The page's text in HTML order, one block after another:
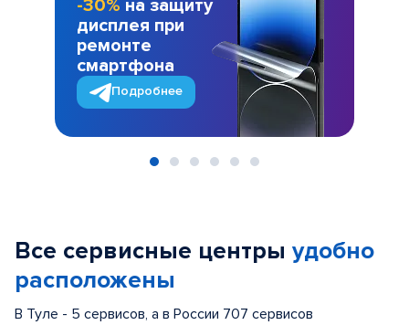
-30% на защиту
дисплея при
ремонте
смартфона
Подробнее
Все сервисные центры удобно
расположены
В Туле - 5 сервисов, а в России 707 сервисов